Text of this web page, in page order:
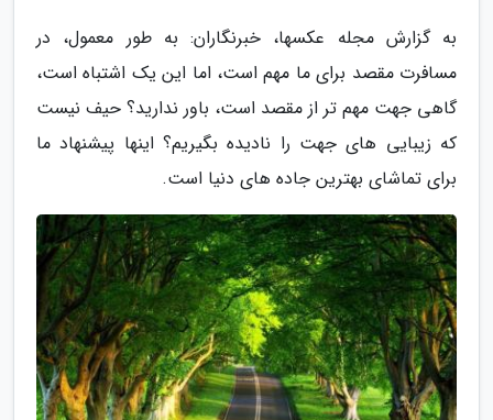
به گزارش مجله عکسها، خبرنگاران: به طور معمول، در
مسافرت مقصد برای ما مهم است، اما این یک اشتباه است،
گاهی جهت مهم تر از مقصد است، باور ندارید؟ حیف نیست
که زیبایی های جهت را نادیده بگیریم؟ اینها پیشنهاد ما
برای تماشای بهترین جاده های دنیا است.